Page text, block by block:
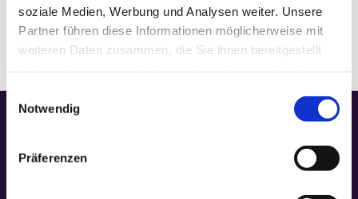
soziale Medien, Werbung und Analysen weiter. Unsere
Partner führen diese Informationen möglicherweise mit
weiteren Daten zusammen, die Sie ihnen bereitgestellt
Einwilligungsauswahl
Notwendig
Präferenzen